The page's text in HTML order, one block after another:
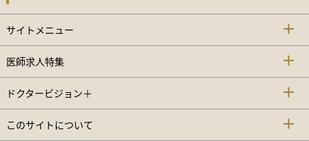
サイトメニュー
医師求人特集
ドクタービジョン＋
このサイトについて